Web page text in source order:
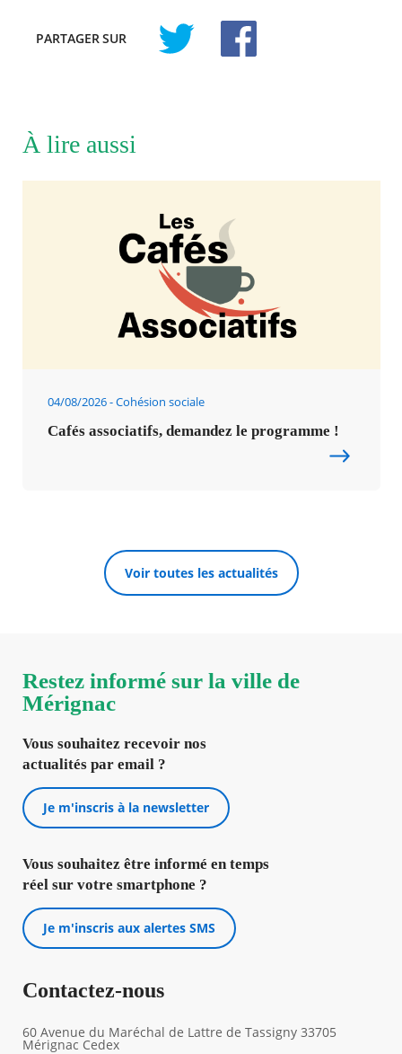
PARTAGERSUR
À lire aussi
04/08/2026 Cohésion sociale
Cafés associatifs, demandez le programme !
Voir toutes les actualités
Restez informé sur la ville de
Mérignac
Vous souhaitez recevoir nos
actualités par email ?
Je m'inscris à la newsletter
Vous souhaitez être informé en temps
réel sur votre smartphone ?
Je m'inscris aux alertes SMS
Contactez-nous
60 Avenue du Maréchal de Lattre de Tassigny 33705
Mérignac Cedex